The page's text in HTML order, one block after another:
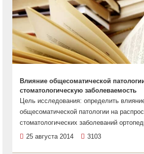
Влияние общесоматической
стоматологическую заболеваемость
Цель исследования: определить
общесоматической патологии на
стоматологических заболеваний
25 августа 2014
3103